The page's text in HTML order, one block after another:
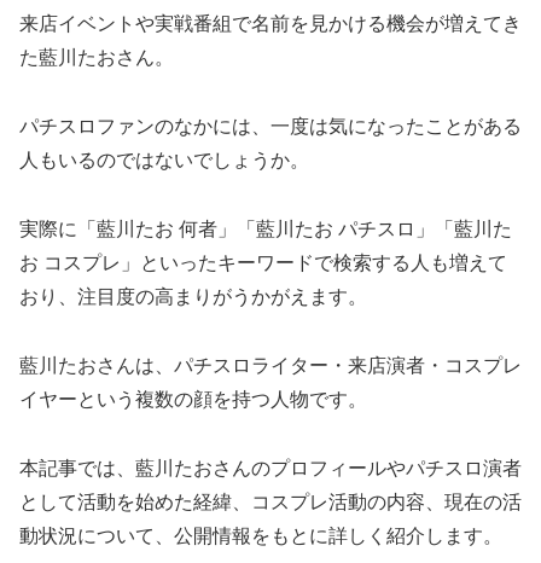
来店イベントや実戦番組で名前を見かける機会が増えてき
た藍川たおさん。
パチスロファンのなかには、一度は気になったことがある
人もいるのではないでしょうか。
実際に「藍川たお 何者」「藍川たお パチスロ」「藍川た
お コスプレ」といったキーワードで検索する人も増えて
おり、注目度の高まりがうかがえます。
藍川たおさんは、パチスロライター・来店演者・コスプレ
イヤーという複数の顔を持つ人物です。
本記事では、藍川たおさんのプロフィールやパチスロ演者
として活動を始めた経緯、コスプレ活動の内容、現在の活
動状況について、公開情報をもとに詳しく紹介します。